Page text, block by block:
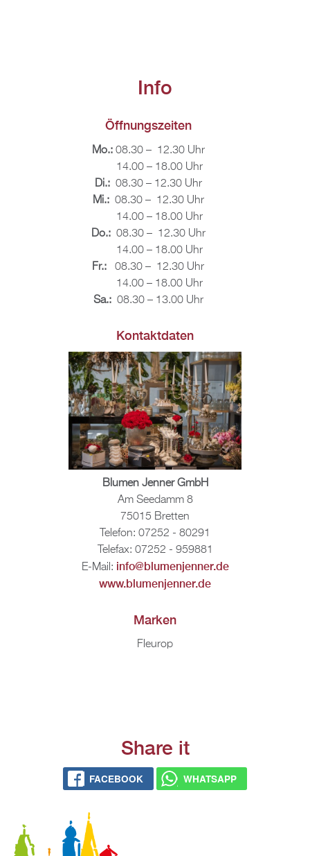
Info
Öff­nungs­zei­ten
Mo.: 08.30 – 12.30 Uhr
14.00 – 18.00 Uhr
Di.:08.30 – 12.30 Uhr
Mi.: 08.30 – 12.30 Uhr
14.00 – 18.00 Uhr
Do.: 08.30 – 12.30 Uhr
14.00 – 18.00 Uhr
Fr.: 08.30 – 12.30 Uhr
14.00 – 18.00 Uhr
Sa.: 08.30 – 13.00 Uhr
Kon­takt­da­ten
Blu­men Jen­ner GmbH
Am See­damm 8
75015 Brett­en
Te­le­fon: 07252 - 80291
Te­le­fax: 07252 - 959881
E-Mail: info@​blu​menj​enne​r.​de
www.​blu​menj​enne​r.​de
Mar­ken
Fleu­rop
Share it
FACE­BOOK WHATS­APP